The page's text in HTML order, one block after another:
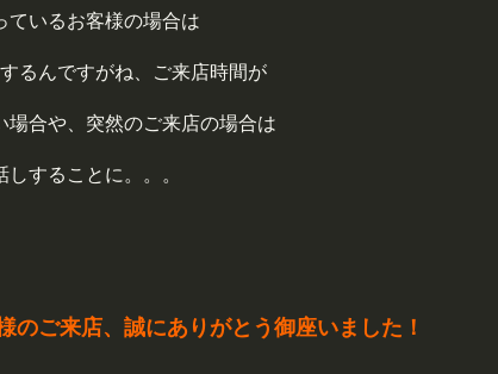
ているお客様の場合は
るんですがね、ご来店時間が
場合や、突然のご来店の場合は
することに。。。
のご来店、誠にありがとう御座いました！